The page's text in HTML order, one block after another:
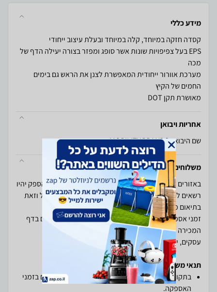
מידע כללי
EPS בעל צפיפויות שונות אשר סופג ומפזר בצורה יעילה הדף של
מערכת אוורור ייחודית המאפשרת לצנן את הראש גם בימים
מאושרת תקן DOT
אחריות ויבואן
שם היבואן: MOBILITY BRANDS
משלוחים והחזרות
באזורים המוגבלים לגישה מבחינה בטחונית החנות ו/או הספק יהיו
רשאים לספק את המוצרים ללקוחות במקום סמוך ומקובל וזאת
זמני אספקת המוצרים ו/או השירותים כפי שאלה מצויינים בדף
עסקים, יום א-ה לא כולל שישי שבת , ערבי חג וימי חג.
תנאי משלוחים והחזרות ב-zap
בתקופת חגים ייתכנו עומסים חריגים וכן עיכובים קלים בזמני
האספקה.